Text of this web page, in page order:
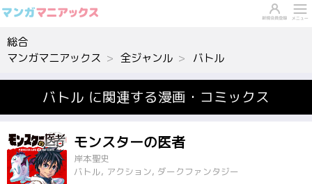
総合
マンガマニアックス
全ジャンル バトル
バトル に関連する漫画・コミックス
モンスターの医者
岸本聖史
バトル, アクション, ダークファンタジー